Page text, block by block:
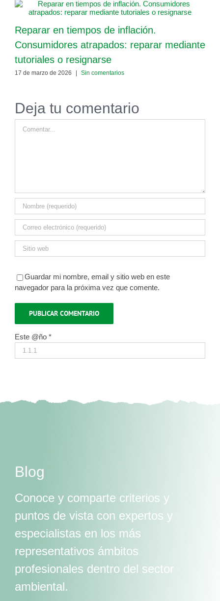
Reparar en tiempos de inflación.
Consumidores atrapados: reparar mediante
tutoriales o resignarse
17 de marzo de 2026 | Sin comentarios
Deja tu comentario
Guardar mi nombre, email y sitio web en este
navegador para la próxima vez que comente.
Este @ño *
Blog
Conoce y comparte criterios y
puntos de vista con expertos y
especialistas en los más
representativos ámbitos
profesionales dentro del sector
ambiental.